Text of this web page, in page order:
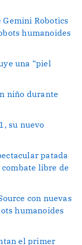
Robotics
humanoides
una “piel
niño durante
su nuevo
patada
libre de
con nuevas
humanoides
el primer